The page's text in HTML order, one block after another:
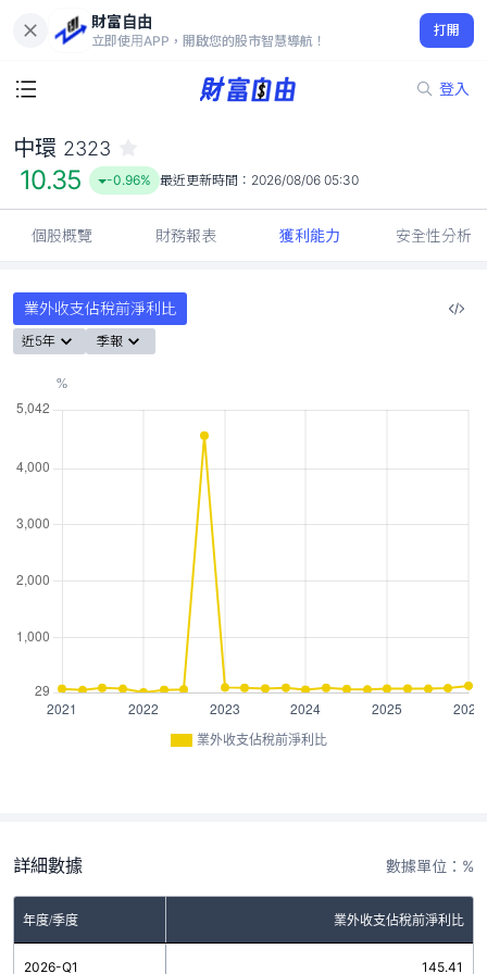
財富自由
立即使用APP，開啟您的股市智慧導航！
打開
登入
10.35
-0.96%
中環 2323
10.35 -0.96% 最近更新時間： 2026/08/06 05:30
個股概覽 財務報表 獲利能力 安全性分析
業外收支佔稅前淨利比
近5年 季報
業外收支佔稅前淨利比
詳細數據 數據單位：%
年度/季度 業外收支佔稅前淨利比
2026-Q1 145.41